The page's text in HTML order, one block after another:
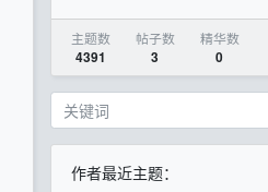
主题数
4391
帖子数
3
精华数
0
作者最近主题：